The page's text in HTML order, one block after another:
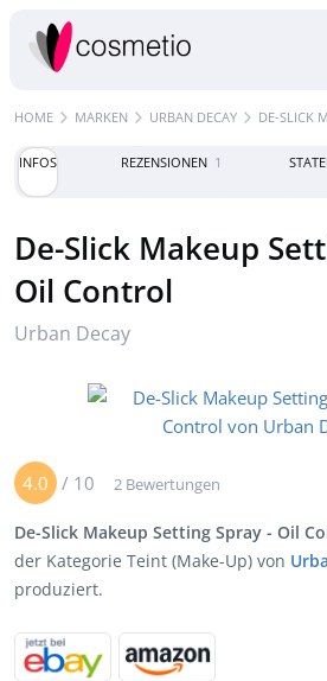
HOME MARKEN URBAN DECAY
INFOS REZENSIONEN 1
De-Slick Makeup
Oil Control
Urban Decay
4.0 / 10 2 Bewertungen
De-Slick Makeup Setting Spray - Oil
der Kategorie Teint (Make-Up) von
produziert.